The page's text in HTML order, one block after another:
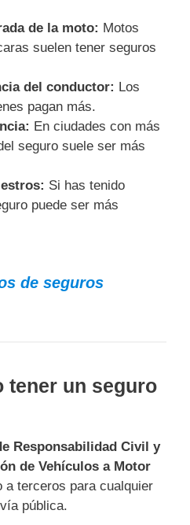
de la moto: Motos
suelen tener seguros
del conductor: Los
pagan más.
En ciudades con más
seguro suele ser más
Si has tenido
puede ser más
de seguros
tener un seguro
Responsabilidad Civil y
de Vehículos a Motor
a terceros para cualquier
pública.